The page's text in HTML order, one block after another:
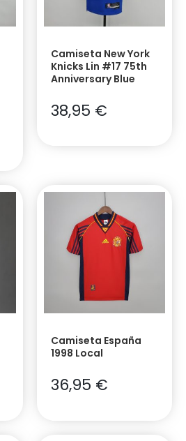
Camiseta New York
Knicks Lin #17 75th
Anniversary Blue
38,95 €
Camiseta España
1998 Local
36,95 €